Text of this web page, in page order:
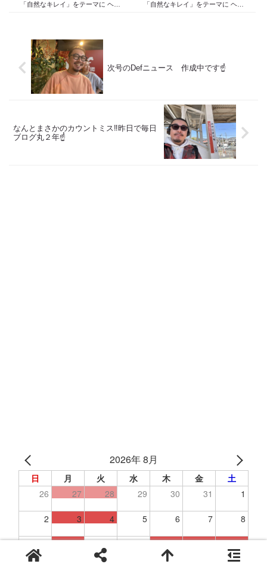
「自然なキレイ」をテーマに ヘア
より スタートしたこのブログ
日々の事や...
「自然なキレイ」をテーマに ヘア
次号のDefニュース 作成中です☝️
なんとまさかのカウントミス‼️昨日で毎日
ブログ丸２年☝️
2026年 8月
日 月 火 水 木 金
土
26
27 28 29 30 31 1
2 3 4 5 6 7 8
9 10 11 12 13 14 15